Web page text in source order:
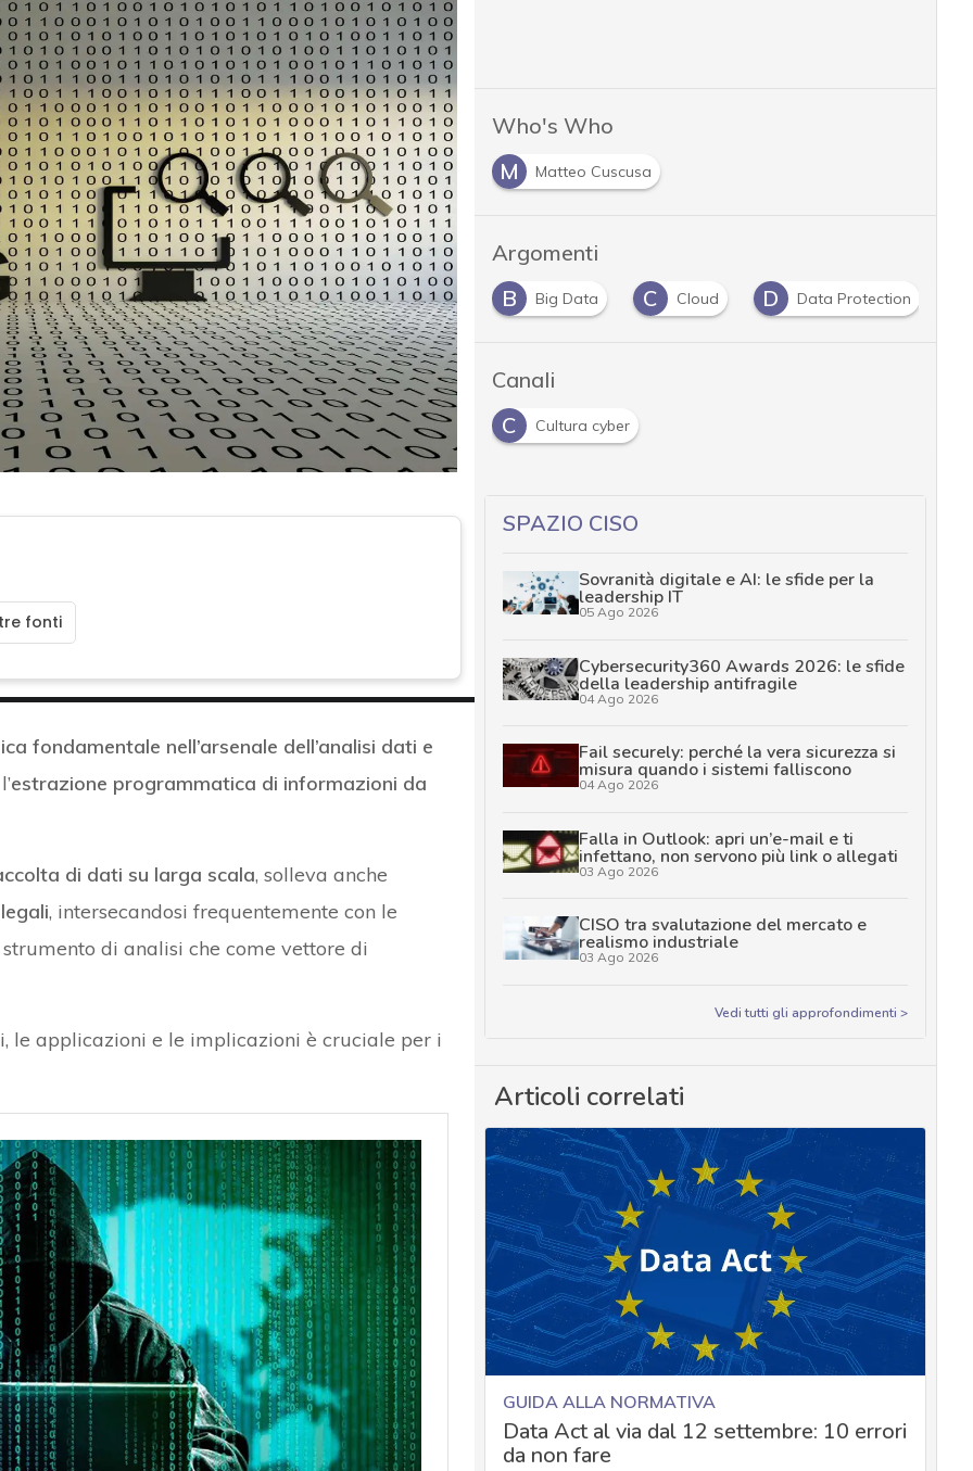
fonti
fondamentale nell’arsenale dell’analisi dati e
estrazione programmatica di informazioni da
di dati su larga scala, solleva anche
, intersecandosi frequentemente con le
di analisi che come vettore di
le applicazioni e le implicazioni è cruciale per i
Who's Who
M
Matteo Cuscusa
Argomenti
A
Applicazioni B Big Data C Cloud D Data Protection
Canali
C
Cultura cyber
SPAZIO CISO
Sovranità digitale e AI: le sfide per la
leadership IT
05 Ago 2026
Cybersecurity360 Awards 2026: le sfide
della leadership antifragile
04 Ago 2026
Fail securely: perché la vera sicurezza si
misura quando i sistemi falliscono
04 Ago 2026
Falla in Outlook: apri un’e-mail e ti
infettano, non servono più link o allegati
03 Ago 2026
CISO tra svalutazione del mercato e
realismo industriale
03 Ago 2026
Vedi tutti gli approfondimenti >
Articoli correlati
GUIDA ALLA NORMATIVA
Data Act al via dal 12 settembre: 10 errori
da non fare